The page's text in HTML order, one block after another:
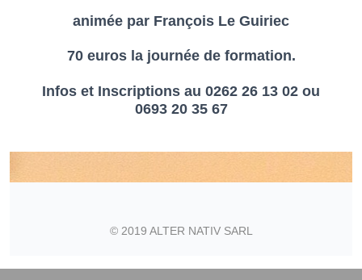
animée par François Le Guiriec
70 euros la journée de formation.
Infos et Inscriptions au 0262 26 13 02 ou
0693 20 35 67
© 2019 ALTER NATIV SARL